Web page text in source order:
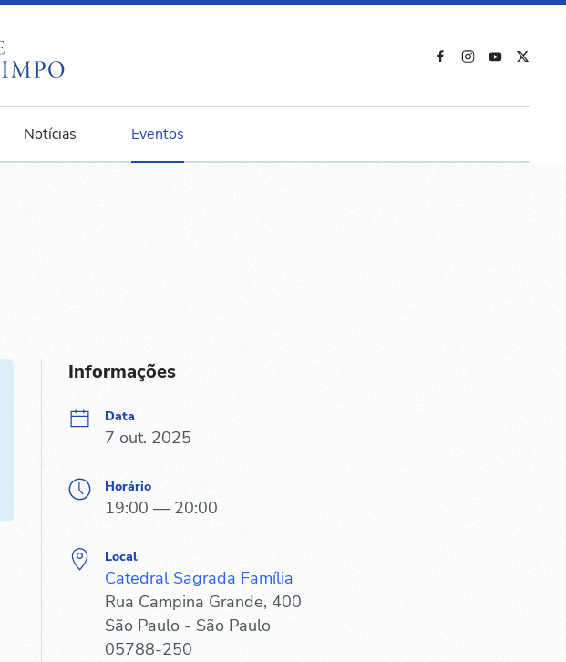
Notícias Eventos
Informações
Data
7 out. 2025
Horário
19:00 — 20:00
Local
Catedral Sagrada Família
Rua Campina Grande, 400
São Paulo - São Paulo
05788-250